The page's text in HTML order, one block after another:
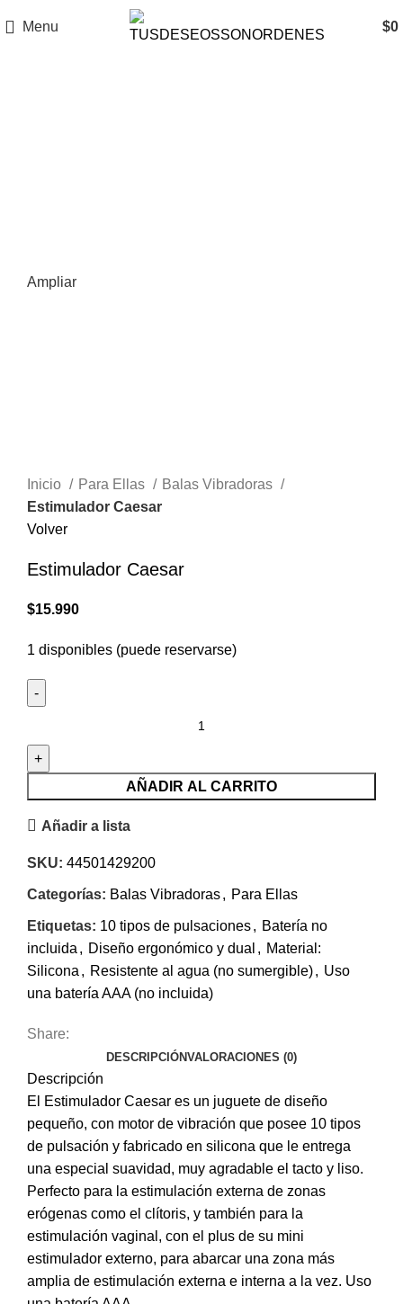
Menu $0
Ampliar
Inicio Para Ellas
Balas Vibradoras
Estimulador Caesar
Volver
Estimulador Caesar
$15.990
1 disponibles (puede reservarse)
cantidad
AÑADIR AL CARRITO
Añadir a lista
SKU: 44501429200
Categorías: Balas Vibradoras, Para Ellas
Etiquetas: 10 tipos de pulsaciones, Batería no
incluida , Diseño ergonómico y dual , Material:
Silicona , Resistente al agua (no sumergible), Uso
una batería AAA (no incluida)
Share:
DESCRIPCIÓNVALORACIONES (0)
Descripción
El Estimulador Caesar es un juguete de diseño
pequeño, con motor de vibración que posee 10 tipos
de pulsación y fabricado en silicona que le entrega
una especial suavidad, muy agradable el tacto y liso.
Perfecto para la estimulación externa de zonas
erógenas como el clítoris, y también para la
estimulación vaginal, con el plus de su mini
estimulador externo, para abarcar una zona más
amplia de estimulación externa e interna a la vez. Uso